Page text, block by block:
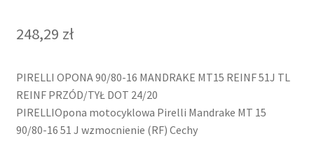
248,29 zł
PIRELLI OPONA 90/80-16 MANDRAKE MT15 REINF 51J TL
REINF PRZÓD/TYŁ DOT 24/20
PIRELLIOpona motocyklowa Pirelli Mandrake MT 15
90/80-16 51 J wzmocnienie (RF) Cechy